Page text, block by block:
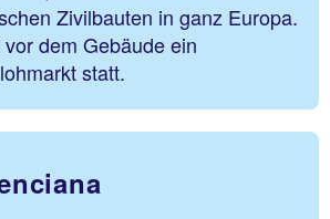
Zivilbauten in ganz Europa.
dem Gebäude ein
statt.